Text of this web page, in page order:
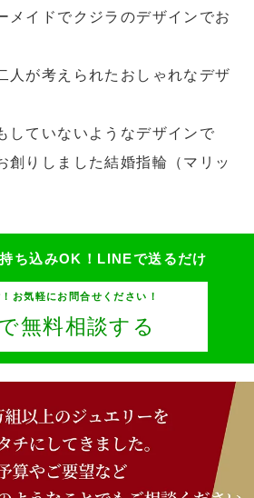
メイドでクジラのデザインでお
人が考えられたおしゃれなデザ
していないようなデザインで
創りしました結婚指輪（マリッ
ち込みOK！ LINEで送るだけ
お気軽にお問合せください！
無料相談する